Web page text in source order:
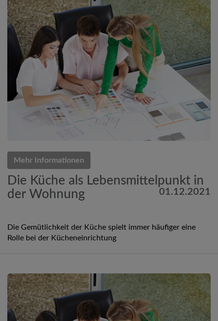
Mehr Informationen
Die Küche als Lebensmittelpunkt in
der Wohnung
01.12.2021
Die Gemütlichkeit der Küche spielt immer häufiger eine
Rolle bei der Kücheneinrichtung